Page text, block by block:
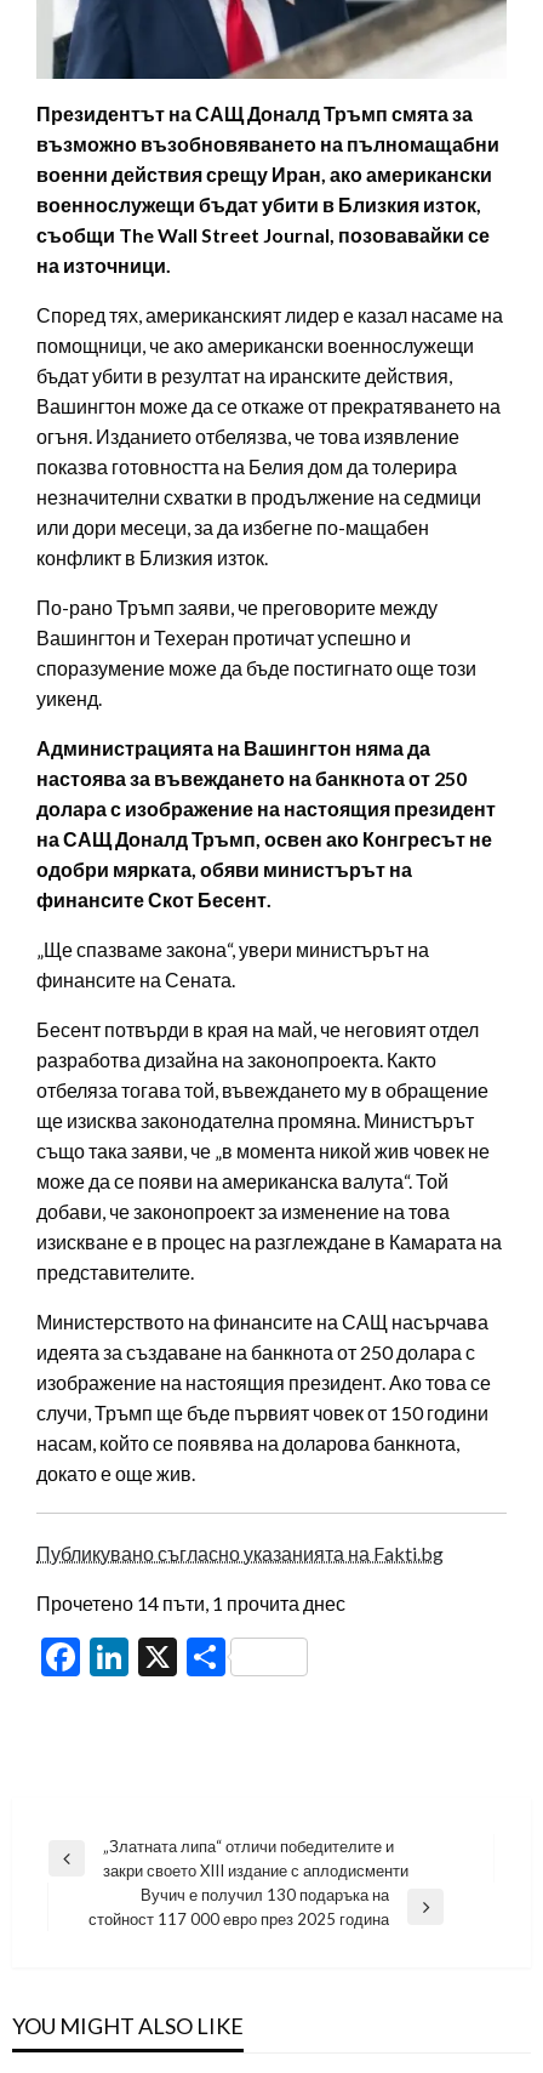
Президентът на САЩ Доналд Тръмп смята за
възможно възобновяването на пълномащабни
военни действия срещу Иран, ако американски
военнослужещи бъдат убити в Близкия изток,
съобщи The Wall Street Journal, позовавайки се
на източници.
Според тях, американският лидер е казал насаме на
помощници, че ако американски военнослужещи
бъдат убити в резултат на иранските действия,
Вашингтон може да се откаже от прекратяването на
огъня. Изданието отбелязва, че това изявление
показва готовността на Белия дом да толерира
незначителни схватки в продължение на седмици
или дори месеци, за да избегне по-мащабен
конфликт в Близкия изток.
По-рано Тръмп заяви, че преговорите между
Вашингтон и Техеран протичат успешно и
споразумение може да бъде постигнато още този
уикенд.
Администрацията на Вашингтон няма да
настоява за въвеждането на банкнота от 250
долара с изображение на настоящия президент
на САЩ Доналд Тръмп, освен ако Конгресът не
одобри мярката, обяви министърът на
финансите Скот Бесент.
„Ще спазваме закона“, увери министърът на
финансите на Сената.
Бесент потвърди в края на май, че неговият отдел
разработва дизайна на законопроекта. Както
отбеляза тогава той, въвеждането му в обращение
ще изисква законодателна промяна. Министърът
също така заяви, че „в момента никой жив човек не
може да се появи на американска валута“. Той
добави, че законопроект за изменение на това
изискване е в процес на разглеждане в Камарата на
представителите.
Министерството на финансите на САЩ насърчава
идеята за създаване на банкнота от 250 долара с
изображение на настоящия президент. Ако това се
случи, Тръмп ще бъде първият човек от 150 години
насам, който се появява на доларова банкнота,
докато е още жив.
Публикувано съгласно указанията на Fakti.bg
Прочетено 14 пъти, 1 прочита днес
Facebook
LinkedIn
X Share
Навигация
Previous
„Златната липа“ отличи победителите и
закри своето XIII издание с аплодисменти
Next
Вучич е получил 130 подаръка на
стойност 117 000 евро през 2025 година
YOU MIGHT ALSO LIKE